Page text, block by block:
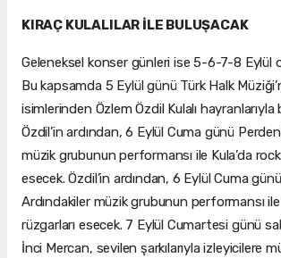
KIRAÇ KULALILAR İLE BULUŞACAK
Geleneksel konser günleri ise 5-6-7-8 Eylül
Bu kapsamda 5 Eylül günü Türk Halk
isimlerinden Özlem Özdil Kulalı hayranlarıyla
Özdil’in ardından, 6 Eylül Cuma günü
müzik grubunun performansı ile Kula’da
esecek. Özdil’in ardından, 6 Eylül Cuma
Ardındakiler müzik grubunun performansı ile
rüzgarları esecek. 7 Eylül Cumartesi günü
İnci Mercan, sevilen şarkılarıyla izleyicilere